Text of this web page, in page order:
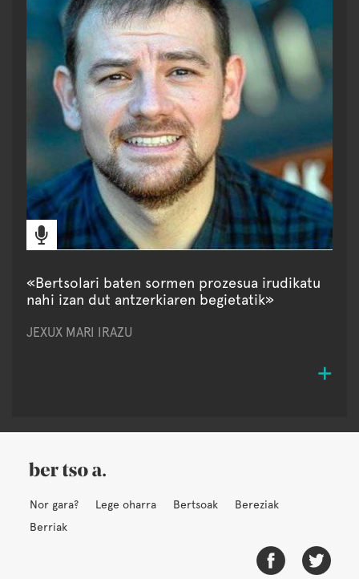
«Bertsolari baten sormen prozesua irudikatu
nahi izan dut antzerkiaren begietatik»
JEXUX MARI IRAZU
Nor gara? Lege oharra Bertsoak
Bereziak
Berriak